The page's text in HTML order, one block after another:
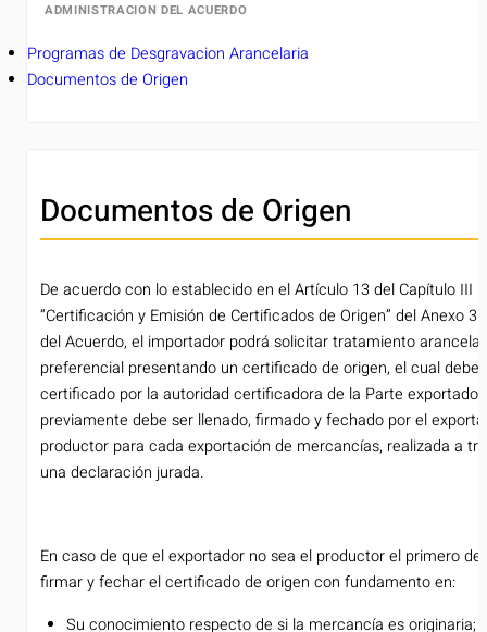
ADMINISTRACION DEL ACUERDO
Programas de Desgravacion Arancelaria
Documentos de Origen
Documentos de Origen
De acuerdo con lo establecido en el Artículo 13 del Capítulo III
“Certificación y Emisión de Certificados de Origen” del Anexo 3
del Acuerdo, el importador podrá solicitar tratamiento
preferencial presentando un certificado de origen, el cual debe
certificado por la autoridad certificadora de la Parte
previamente debe ser llenado, firmado y fechado por el
productor para cada exportación de mercancías, realizada a
una declaración jurada.
En caso de que el exportador no sea el productor el primero
firmar y fechar el certificado de origen con fundamento en:
Su conocimiento respecto de si la mercancía es originaria;